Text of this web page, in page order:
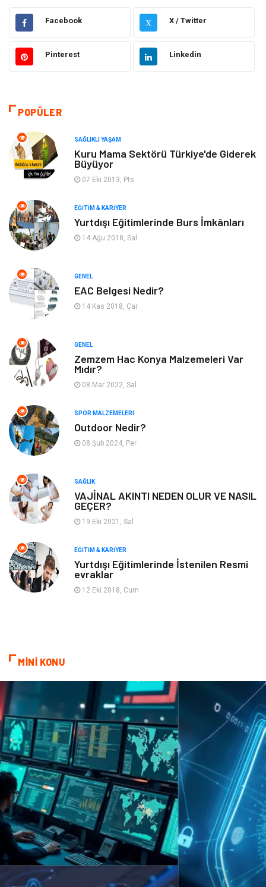
Hukuk Emlak
Otomotiv Sağlıklı Yaşam
Moda
Makine Yeme & İçme
Elektronik
Giyim
Ev Dekorasyon
Finans & Ekonomi
Anne & Çocuk
Gençlik & Eğlence Aksesuar
Evlilik Rehberi fotoğrafçılık
Astroloji
sağlıklı beslenme
Bebek Giyim
Domain
Sigorta
Facebook X X / Twitter
Pinterest Linkedin
POPÜLER
SAĞLIKLI YAŞAM
Kuru Mama Sektörü Türkiye'de Giderek
Büyüyor
07 Eki 2013, Pts
EĞITIM & KARIYER
Yurtdışı Eğitimlerinde Burs İmkânları
14 Ağu 2018, Sal
GENEL
EAC Belgesi Nedir?
14 Kas 2018, Çar
GENEL
Zemzem Hac Konya Malzemeleri Var
Mıdır?
08 Mar 2022, Sal
SPOR MALZEMELERI
Outdoor Nedir?
08 Şub 2024, Per
SAĞLIK
VAJİNAL AKINTI NEDEN OLUR VE NASIL
GEÇER?
19 Eki 2021, Sal
EĞITIM & KARIYER
Yurtdışı Eğitimlerinde İstenilen Resmi
evraklar
12 Eki 2018, Cum
MİNİ KONU